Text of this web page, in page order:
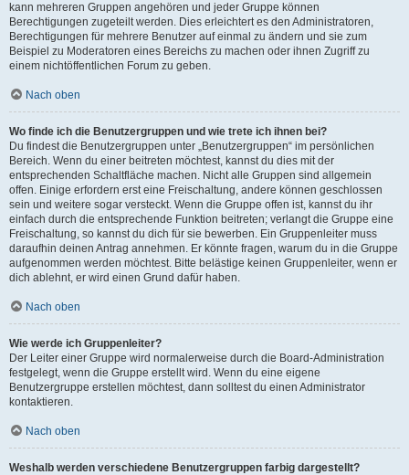
kann mehreren Gruppen angehören und jeder Gruppe können
Berechtigungen zugeteilt werden. Dies erleichtert es den Administratoren,
Berechtigungen für mehrere Benutzer auf einmal zu ändern und sie zum
Beispiel zu Moderatoren eines Bereichs zu machen oder ihnen Zugriff zu
einem nichtöffentlichen Forum zu geben.
Nach oben
Wo finde ich die Benutzergruppen und wie trete ich ihnen bei?
Du findest die Benutzergruppen unter „Benutzergruppen“ im persönlichen
Bereich. Wenn du einer beitreten möchtest, kannst du dies mit der
entsprechenden Schaltfläche machen. Nicht alle Gruppen sind allgemein
offen. Einige erfordern erst eine Freischaltung, andere können geschlossen
sein und weitere sogar versteckt. Wenn die Gruppe offen ist, kannst du ihr
einfach durch die entsprechende Funktion beitreten; verlangt die Gruppe eine
Freischaltung, so kannst du dich für sie bewerben. Ein Gruppenleiter muss
daraufhin deinen Antrag annehmen. Er könnte fragen, warum du in die Gruppe
aufgenommen werden möchtest. Bitte belästige keinen Gruppenleiter, wenn er
dich ablehnt, er wird einen Grund dafür haben.
Nach oben
Wie werde ich Gruppenleiter?
Der Leiter einer Gruppe wird normalerweise durch die Board-Administration
festgelegt, wenn die Gruppe erstellt wird. Wenn du eine eigene
Benutzergruppe erstellen möchtest, dann solltest du einen Administrator
kontaktieren.
Nach oben
Weshalb werden verschiedene Benutzergruppen farbig dargestellt?